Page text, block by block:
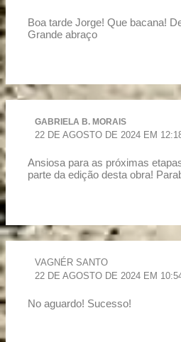
Boa tarde Jorge! Que bacana!
Grande abraço
GABRIELA B. MORAIS
22 DE AGOSTO DE 2024 EM
Ansiosa para as próximas
parte da edição desta obra!
VAGNÉR SANTO
22 DE AGOSTO DE 2024 EM
No aguardo! Sucesso!